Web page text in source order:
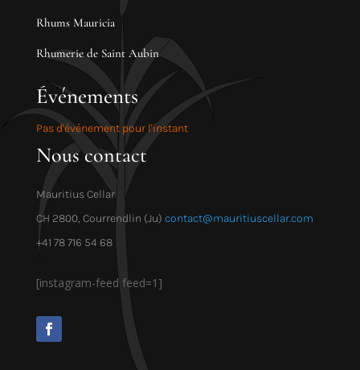
Rhums Mauricia
Rhumerie de Saint Aubin
Événements
Pas d'événement pour l'instant
Nous contact
Mauritius Cellar
CH 2800, Courrendlin (Ju) contact@mauritiuscellar.com
+41 78 716 54 68
[instagram-feed feed=1]